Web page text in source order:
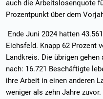
auch die Arbeitslosenquote
Prozentpunkt über dem
Ende Juni 2024 hatten
Eichsfeld. Knapp 62 Prozent
Landkreis. Die übrigen
nach: 16.721 Beschäftigte
ihre Arbeit in einen anderen
weniger als zehn Jahre